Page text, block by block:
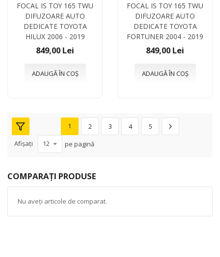
FOCAL IS TOY 165 TWU
DIFUZOARE AUTO
DEDICATE TOYOTA
HILUX 2006 - 2019
849,00 Lei
ADAUGĂ ÎN COȘ
FOCAL IS TOY 165 TWU
DIFUZOARE AUTO
DEDICATE TOYOTA
FORTUNER 2004 - 2019
849,00 Lei
ADAUGĂ ÎN COȘ
1 2 3 4
5
Afișați
pe pagină
COMPARAȚI PRODUSE
Nu aveți articole de comparat.